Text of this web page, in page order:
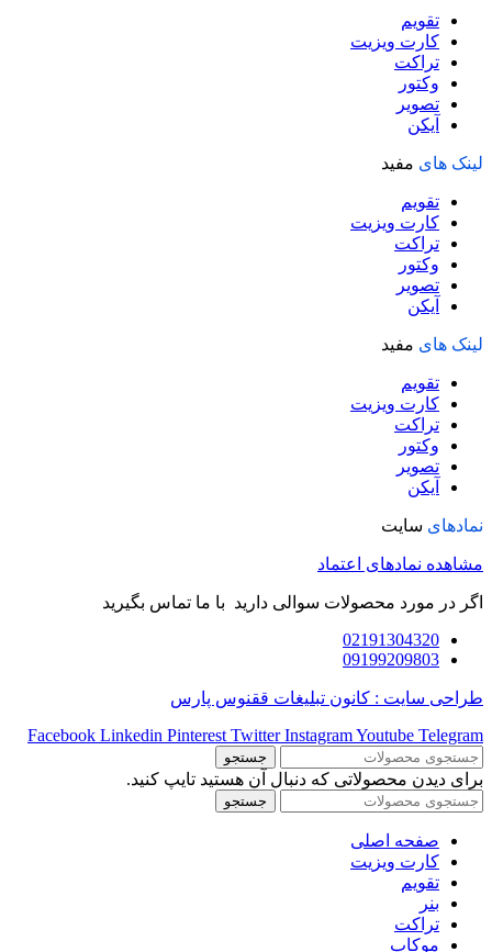
تقویم
کارت ویزیت
تراکت
وکتور
تصویر
آیکن
لینک های مفید
تقویم
کارت ویزیت
تراکت
وکتور
تصویر
آیکن
لینک های مفید
تقویم
کارت ویزیت
تراکت
وکتور
تصویر
آیکن
نمادهای سایت
مشاهده نمادهای اعتماد
اگر در مورد محصولات سوالی دارید با ما تماس بگیرید
02191304320
09199209803
طراحی سایت : کانون تبلیغات ققنوس پارس
Facebook Linkedin Pinterest Twitter InstagramYoutube Telegram
جستجو
برای دیدن محصولاتی که دنبال آن هستید تایپ کنید.
جستجو
صفحه اصلی
کارت ویزیت
تقویم
بنر
تراکت
موکاپ